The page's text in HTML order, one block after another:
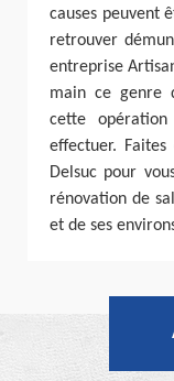
causes peuvent
retrouver
entreprise
main ce genre
cette
effectuer.
Delsuc pour
rénovation de
et de ses